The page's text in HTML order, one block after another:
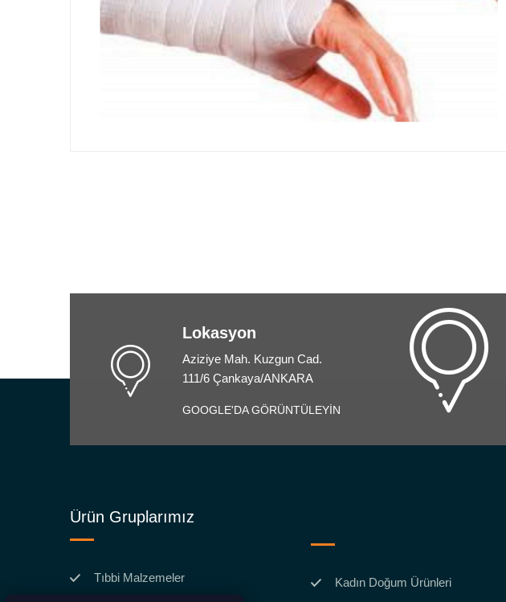
Lokasyon
Aziziye Mah. Kuzgun Cad.
111/6 Çankaya/ANKARA
GOOGLE'DA GÖRÜNTÜLEYİN
Ürün Gruplarımız
Tıbbi Malzemeler Kadın Doğum Ürünleri